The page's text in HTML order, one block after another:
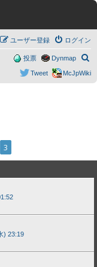
ログイン
ユーザー登録
索
Dynmap
投票
McJpWiki
Tweet
3
) 23:19